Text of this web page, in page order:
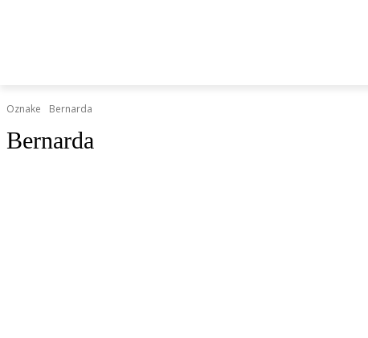
Oznake Bernarda
Bernarda